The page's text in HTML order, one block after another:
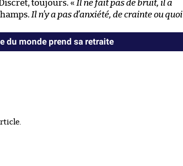
toujours. « Il ne fait pas de bruit, il a
Il n’y a pas d’anxiété, de crainte ou quoi
du monde prend sa retraite